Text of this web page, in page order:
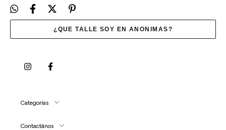
¿QUE TALLE SOY EN ANONIMAS?
Categorías
Contactános